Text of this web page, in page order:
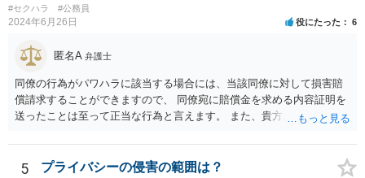
#セクハラ #公務員
2024年6月26日 役にたった 6
匿名A 弁護士
同僚の行為がパワハラに該当する場合には、当該同僚に対して損害賠
償請求することができますので、 同僚宛に賠償金を求める内容証明を
送ったことは至って正当な行為と言えます。 また、貴方だけが異動さ
等、 会社の対応が不適切であると思われますので、会社に対して賠償
請求することも視野に入ると思われます。 同僚からされた行為やその
5 プライバシーの侵害の範囲は？